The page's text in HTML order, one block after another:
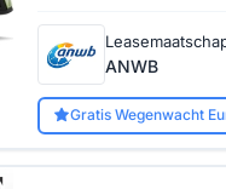
ANWB
Gratis Wegenwacht